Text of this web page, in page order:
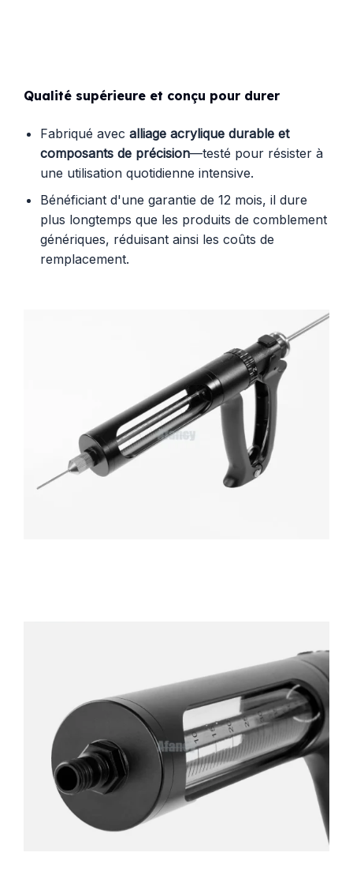
Qualité supérieure et conçu pour durer
Fabriqué avec alliage acrylique durable et
composants de précision—testé pour résister à
une utilisation quotidienne intensive.
Bénéficiant d'une garantie de 12 mois, il dure
plus longtemps que les produits de comblement
génériques, réduisant ainsi les coûts de
remplacement.